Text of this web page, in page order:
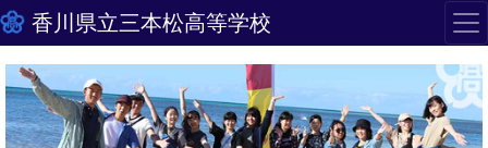
香川県立三本松高等学校